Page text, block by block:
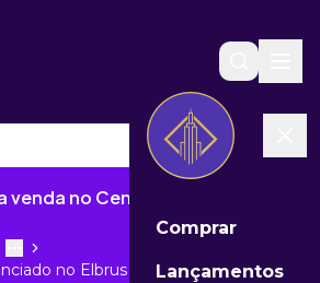
Comprar
Lançamentos
no Centro de Balneário
More
Toggle menu
no Elbrus ...